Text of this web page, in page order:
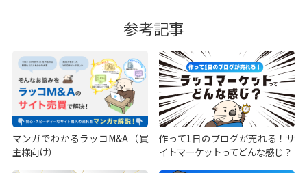
参考記事
マンガでわかるラッコM&A（買
主様向け）
作って1日のブログが売れる！サ
イトマーケットってどんな感じ？